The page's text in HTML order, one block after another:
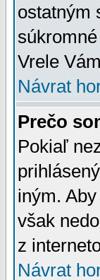
ostatným
Vrele
Návrat
Prečo
Pokiaľ
iným.
však
z
Návrat